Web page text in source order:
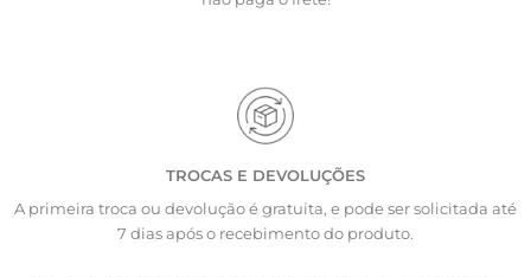
TROCAS E DEVOLUÇÕES
A primeira troca ou devolução é gratuita, e pode ser solicitada até
7 dias após o recebimento do produto.